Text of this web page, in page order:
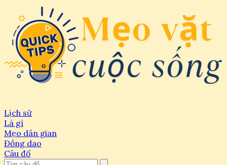
Lịch sử
Là gì
Mẹo dân gian
Đồng dao
Câu đố